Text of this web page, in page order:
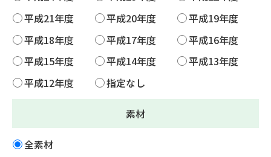
平成21年度
平成20年度
平成19年度
平成18年度
平成17年度
平成16年度
平成15年度
平成14年度
平成13年度
平成12年度
指定なし
素材
全素材